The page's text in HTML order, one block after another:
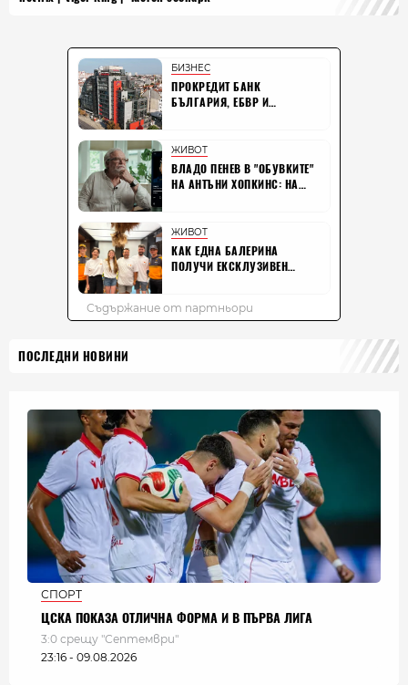
ПОСЛЕДНИ НОВИНИ
СПОРТ
ЦСКА ПОКАЗА ОТЛИЧНА ФОРМА И В ПЪРВА ЛИГА
3:0 срещу "Септември"
23:16 - 09.08.2026